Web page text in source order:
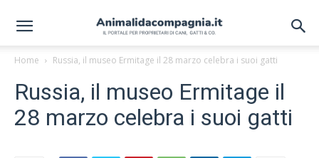
Home Russia, il museo Ermitage il 28 marzo celebra i suoi gatti
Russia, il museo Ermitage il
28 marzo celebra i suoi gatti